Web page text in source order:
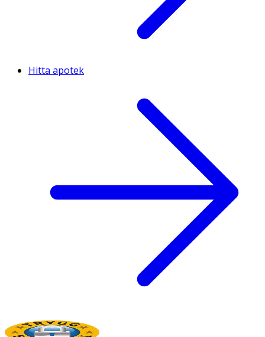
Hitta apotek